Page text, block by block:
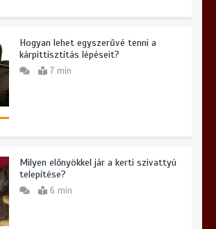
Hogyan lehet egyszerűvé tenni a
kárpittisztítás lépéseit?
7 min
Milyen előnyökkel jár a kerti szivattyú
telepítése?
6 min